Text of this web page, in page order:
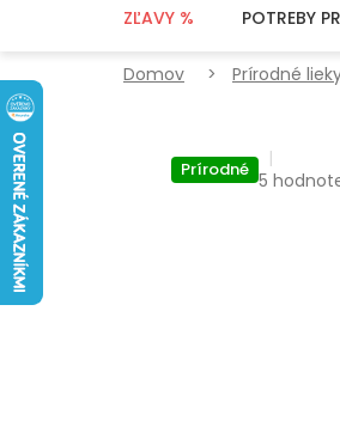
ZĽAVY % POTREBY
Domov Prírodné
Prírodné 5